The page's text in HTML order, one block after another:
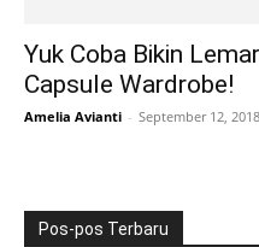
Yuk Coba Bikin
Capsule Wardrobe!
Amelia Avianti - September 12, 2018
Pos-pos Terbaru